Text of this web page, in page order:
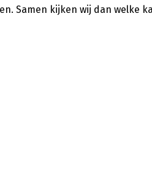
Samen kijken wij dan welke